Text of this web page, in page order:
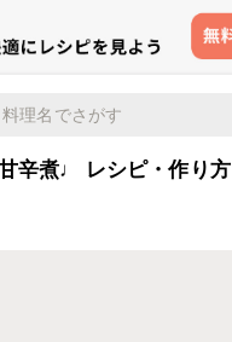
辛煮♩ レシピ・作り方